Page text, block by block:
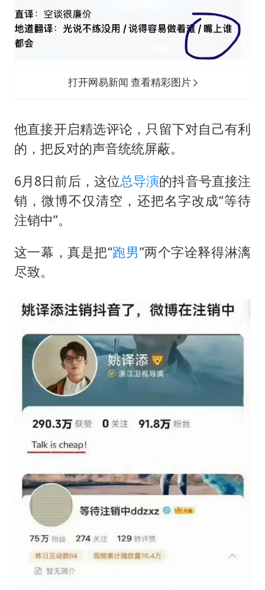
打开网易新闻 查看精彩图片
他直接开启精选评论，只留下对自己有利
的，把反对的声音统统屏蔽。
6月8日前后，这位总导演的抖音号直接注
销，微博不仅清空，还把名字改成“等待
注销中”。
这一幕，真是把“跑男”两个字诠释得淋漓
尽致。